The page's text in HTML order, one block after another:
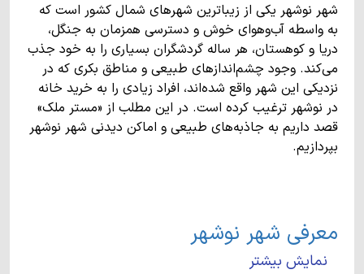
شهر نوشهر یکی از زیباترین شهرهای شمال کشور است که
به واسطه آب‌وهوای خوش و دسترسی همزمان به جنگل،
دریا و کوهستان، هر ساله گردشگران بسیاری را به خود جذب
می‌کند. وجود چشم‌اندازهای طبیعی و مناطق بکری که در
نزدیکی این شهر واقع شده‌اند، افراد زیادی را به خرید خانه
در نوشهر ترغیب کرده است. در این مطلب از «مستر ملک»
قصد داریم به جاذبه‌های طبیعی و اماکن دیدنی شهر نوشهر
بپردازیم.
معرفی شهر نوشهر
بندر نوشهر در غرب استان مازندران واقع شده و یکی از
نمایش بیشتر